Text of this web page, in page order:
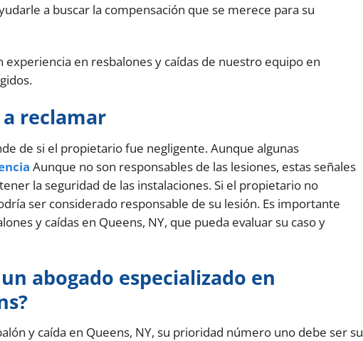
a buscar la compensación que se merece para su
experiencia en resbalones y caídas de nuestro equipo en
reclamar
de si el propietario fue negligente. Aunque algunas
Aunque no son responsables de las lesiones, estas señales
la seguridad de las instalaciones. Si el propietario no
ser considerado responsable de su lesión. Es importante
y caídas en Queens, NY, que pueda evaluar su caso y
abogado especializado en
y caída en Queens, NY, su prioridad número uno debe ser su